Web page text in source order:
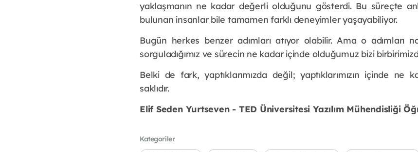
yaklaşmanın ne kadar değerli olduğunu gösterdi. Bu süreçte
bulunan insanlar bile tamamen farklı deneyimler yaşayabiliyor.
Bugün herkes benzer adımları atıyor olabilir. Ama o adımları
sorguladığımız ve sürecin ne kadar içinde olduğumuz bizi
Belki de fark, yaptıklarımızda değil; yaptıklarımızın içinde ne
saklıdır.
Elif Seden Yurtseven - TED Üniversitesi Yazılım Mühendisliği
Kategoriler